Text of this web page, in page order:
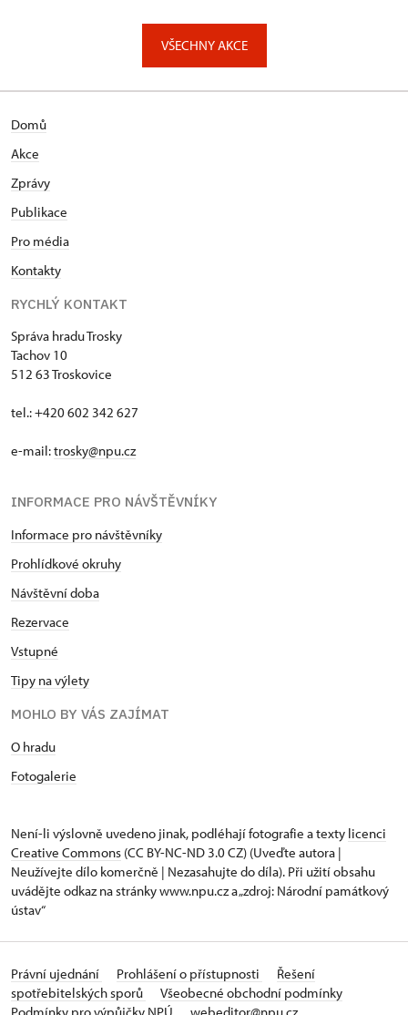
VŠECHNY AKCE
Domů
Akce
Zprávy
Publikace
Pro média
Kontakty
RYCHLÝ KONTAKT
Správa hradu Trosky
Tachov 10
512 63 Troskovice
tel.: +420 602 342 627
e-mail:trosky@npu.cz
INFORMACE PRO NÁVŠTĚVNÍKY
Informace pro návštěvníky
Prohlídkové okruhy
Návštěvní doba
Rezervace
Vstupné
Tipy na výlety
MOHLO BY VÁS ZAJÍMAT
O hradu
Fotogalerie
Není-li výslovně uvedeno jinak, podléhají fotografie a texty licenci
Creative Commons (CC BY-NC-ND 3.0 CZ) (Uveďte autora |
Neužívejte dílo komerčně | Nezasahujte do díla). Při užití obsahu
uvádějte odkaz na stránky www.npu.cz a „zdroj: Národní památkový
ústav“
Právní ujednání Prohlášení o přístupnosti
Řešení
spotřebitelských sporů
Všeobecné obchodní podmínky
Podmínky pro výpůjčky NPÚ
webeditor@npu.cz